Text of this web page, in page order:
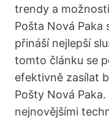
trendy a
Pošta⁢ Nová Paka
⁤přináší nejlepší
tomto ‌článku se
efektivně zasílat
Pošty Nová
nejnovějšími